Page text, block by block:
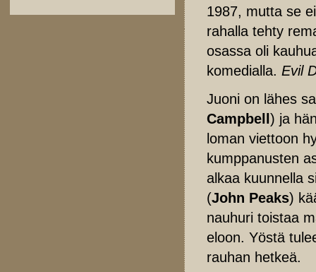
1987, mutta se
rahalla tehty
osassa oli
komedialla. Evil
Juoni on lähes
Campbell) ja
loman viettoon
kumppanusten
alkaa kuunnella
(John Peaks)
nauhuri toistaa
eloon. Yöstä
rauhan hetkeä.